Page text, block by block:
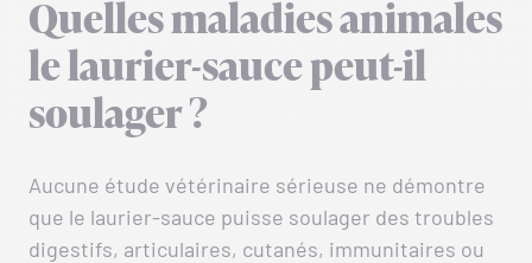
Quelles maladies animales
le laurier-sauce peut-il
soulager ?
Aucune étude vétérinaire sérieuse ne démontre
que le laurier-sauce puisse soulager des troubles
digestifs, articulaires, cutanés, immunitaires ou